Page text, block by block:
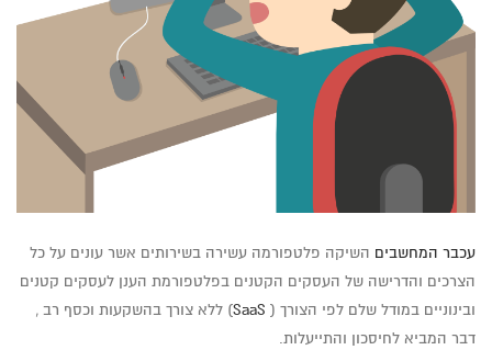
עכבר המחשבים השיקה פלטפורמה עשירה בשירותים אשר עונים על כל
הצרכים והדרישה של העסקים הקטנים בפלטפורמת הענן לעסקים קטנים
ובינוניים במודל שלם לפי הצורך ( SaaS) ללא צורך בהשקעות וכסף רב ,
דבר המביא לחיסכון והתייעלות.